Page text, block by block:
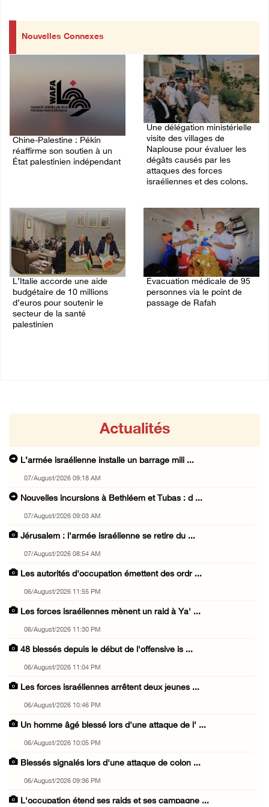
Nouvelles Connexes
Chine-Palestine : Pékin
réaffirme son soutien à un
État palestinien indépendant
Une délégation ministérielle
visite des villages de
Naplouse pour évaluer les
dégâts causés par les
attaques des forces
israéliennes et des colons.
L’Italie accorde une aide
budgétaire de 10 millions
d’euros pour soutenir le
secteur de la santé
palestinien
Évacuation médicale de 95
personnes via le point de
passage de Rafah
Actualités
L’armée israélienne installe un barrage mili ...
07/August/2026 09:18 AM
Nouvelles incursions à Bethléem et Tubas : d ...
07/August/2026 09:03 AM
Jérusalem : l'armée israélienne se retire du ...
07/August/2026 08:54 AM
Les autorités d'occupation émettent des ordr ...
06/August/2026 11:55 PM
Les forces israéliennes mènent un raid à Ya' ...
06/August/2026 11:30 PM
48 blessés depuis le début de l'offensive is ...
06/August/2026 11:04 PM
Les forces israéliennes arrêtent deux jeunes ...
06/August/2026 10:46 PM
Un homme âgé blessé lors d'une attaque de l' ...
06/August/2026 10:05 PM
Blessés signalés lors d'une attaque de colon ...
06/August/2026 09:36 PM
L'occupation étend ses raids et ses campagne ...